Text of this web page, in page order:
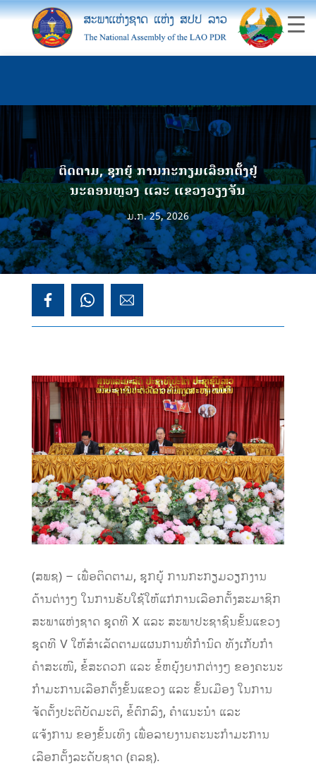
ຕິດຕາມ, ຊຸກຍູ້ ການກະກຽມເລືອກຕັ້ງຢູ່
ນະຄອນຫຼວງ ແລະ ແຂວງວຽງຈັນ
ມ.ກ. 25, 2026
(ສພຊ) – ເພື່ອຕິດຕາມ, ຊຸກຍູ້ ການກະກຽມວຽກງານ
ດ້ານຕ່າງໆ ໃນການຮັບໃຊ້ໃຫ້ແກ່ການເລືອກຕັ້ງສະມາຊິກ
ສະພາແຫ່ງຊາດ ຊຸດທີ X ແລະ ສະພາປະຊາຊົນຂັ້ນແຂວງ
ຊຸດທີ V ໃຫ້ສຳເລັດຕາມແຜນການທີ່ກຳນົດ ທັງເກັບກໍາ
ຄໍາສະເໜີ, ຂໍ້ສະດວກ ແລະ ຂໍ້ຫຍຸ້ງຍາກຕ່າງໆ ຂອງຄະນະ
ກຳມະການເລືອກຕັ້ງຂັ້ນແຂວງ ແລະ ຂັ້ນເມືອງ ໃນການ
ຈັດຕັ້ງປະຕິບັດມະຕິ, ຂໍ້ຕົກລົງ, ຄໍາແນະນໍາ ແລະ
ແຈ້ງການ ຂອງຂັ້ນເທິງ ເພື່ອລາຍງານຄະນະກຳມະການ
ເລືອກຕັ້ງລະດັບຊາດ (ຄລຊ).